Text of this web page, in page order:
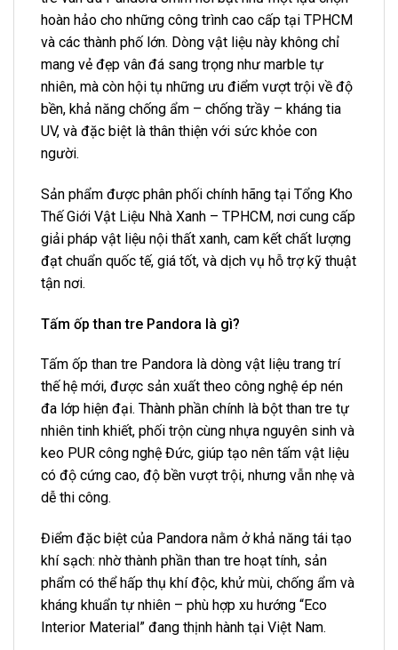
hoàn hảo cho những công trình cao cấp tại TPHCM
và các thành phố lớn. Dòng vật liệu này không chỉ
mang vẻ đẹp vân đá sang trọng như marble tự
nhiên, mà còn hội tụ những ưu điểm vượt trội về độ
bền, khả năng chống ẩm – chống trầy – kháng tia
UV, và đặc biệt là thân thiện với sức khỏe con
người.
Sản phẩm được phân phối chính hãng tại Tổng Kho
Thế Giới Vật Liệu Nhà Xanh – TPHCM, nơi cung cấp
giải pháp vật liệu nội thất xanh, cam kết chất lượng
đạt chuẩn quốc tế, giá tốt, và dịch vụ hỗ trợ kỹ thuật
tận nơi.
Tấm ốp than tre Pandora là gì?
Tấm ốp than tre Pandora là dòng vật liệu trang trí
thế hệ mới, được sản xuất theo công nghệ ép nén
đa lớp hiện đại. Thành phần chính là bột than tre tự
nhiên tinh khiết, phối trộn cùng nhựa nguyên sinh và
keo PUR công nghệ Đức, giúp tạo nên tấm vật liệu
có độ cứng cao, độ bền vượt trội, nhưng vẫn nhẹ và
dễ thi công.
Điểm đặc biệt của Pandora nằm ở khả năng tái tạo
khí sạch: nhờ thành phần than tre hoạt tính, sản
phẩm có thể hấp thụ khí độc, khử mùi, chống ẩm và
kháng khuẩn tự nhiên – phù hợp xu hướng “Eco
Interior Material” đang thịnh hành tại Việt Nam.